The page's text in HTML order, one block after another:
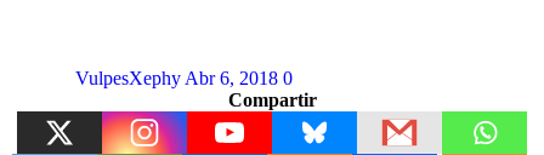
VulpesXephy Abr 6, 2018 0
Compartir